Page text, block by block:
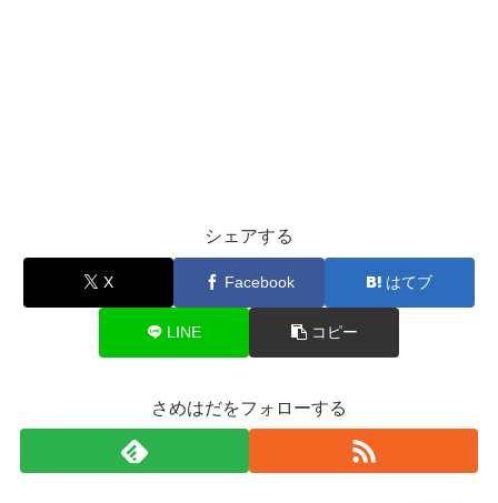
シェアする
X Facebook はてブ
LINE コピー
さめはだをフォローする